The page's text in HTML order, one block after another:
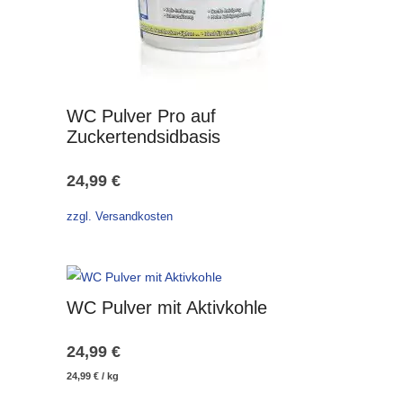
WC Pulver Pro auf
Zuckertendsidbasis
24,99 €
zzgl. Versandkosten
WC Pulver mit Aktivkohle
24,99 €
24,99 € / kg